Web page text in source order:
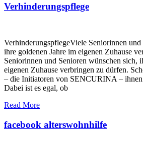
Verhinderungspflege
VerhinderungspflegeViele Seniorinnen
ihre goldenen Jahre im eigenen Zuhause
Seniorinnen und Senioren wünschen sich,
eigenen Zuhause verbringen zu dürfen.
– die Initiatoren von SENCURINA – ihnen
Dabei ist es egal, ob
Read More
facebook alterswohnhilfe